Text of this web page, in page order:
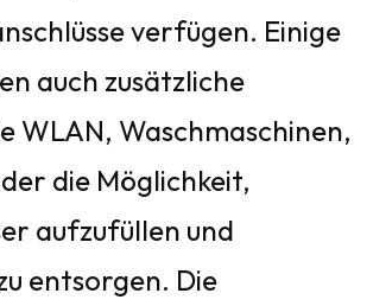
verfügen. Einige
auch zusätzliche
WLAN, Waschmaschinen,
die Möglichkeit,
aufzufüllen und
entsorgen. Die